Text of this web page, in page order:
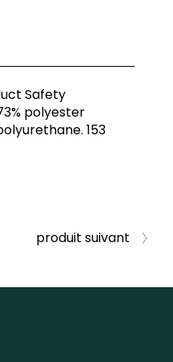
Safety
polyester
153
produit suivant